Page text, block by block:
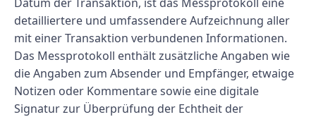
detailliertere und umfassendere Aufzeichnung aller
mit einer Transaktion verbundenen Informationen.
Das Messprotokoll enthält zusätzliche Angaben wie
die Angaben zum Absender und Empfänger, etwaige
Notizen oder Kommentare sowie eine digitale
Signatur zur Überprüfung der Echtheit der